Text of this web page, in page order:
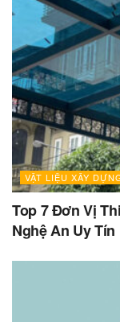
VẬT LIỆU XÂY
Top 7 Đơn Vị
Nghệ An Uy Tín